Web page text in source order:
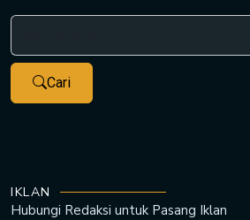
Cari
IKLAN
Hubungi Redaksi untuk Pasang Iklan